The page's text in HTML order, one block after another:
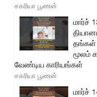
சகரியா பூணன்
மார்ச்
தங்கள்
மூலம்
வேண்டிய காரியங்கள்
சகரியா பூணன்
மார்ச்